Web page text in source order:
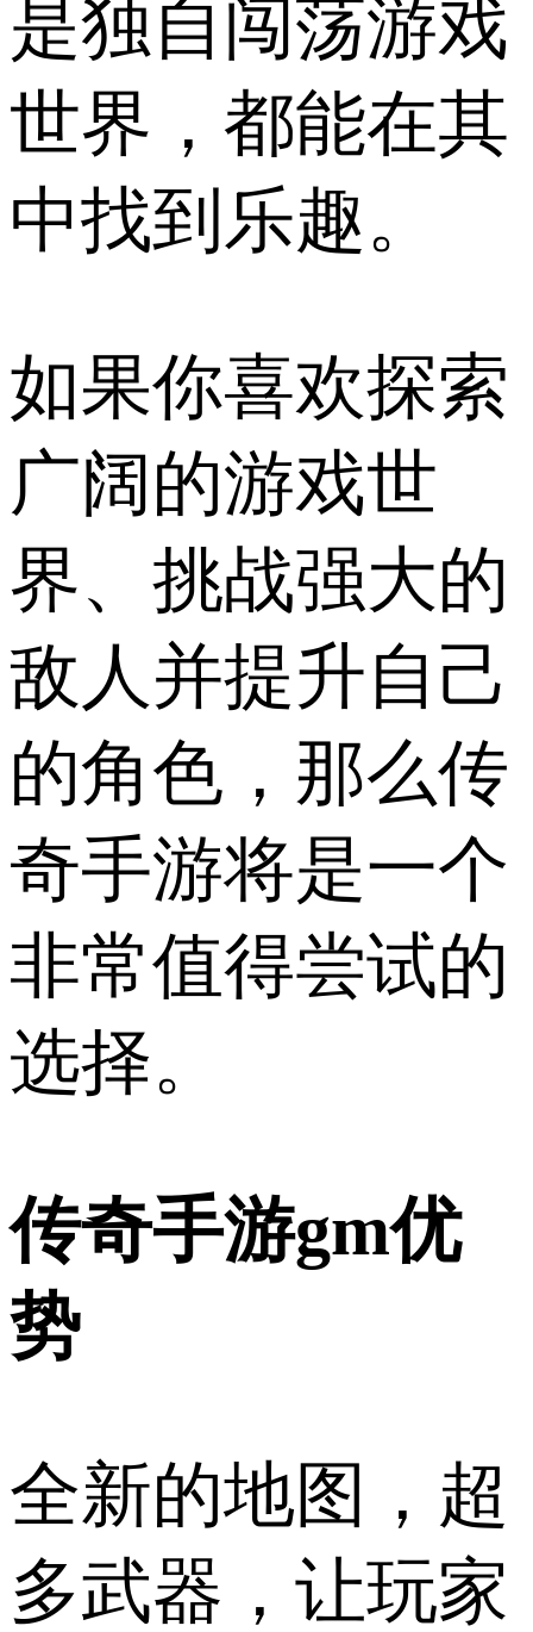
是独自闯荡游戏
世界，都能在其
中找到乐趣。
如果你喜欢探索
广阔的游戏世
界、挑战强大的
敌人并提升自己
的角色，那么传
奇手游将是一个
非常值得尝试的
选择。
传奇手游gm优
势
全新的地图，超
多武器，让玩家